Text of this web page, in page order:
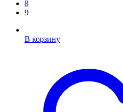
8
9
В корзину